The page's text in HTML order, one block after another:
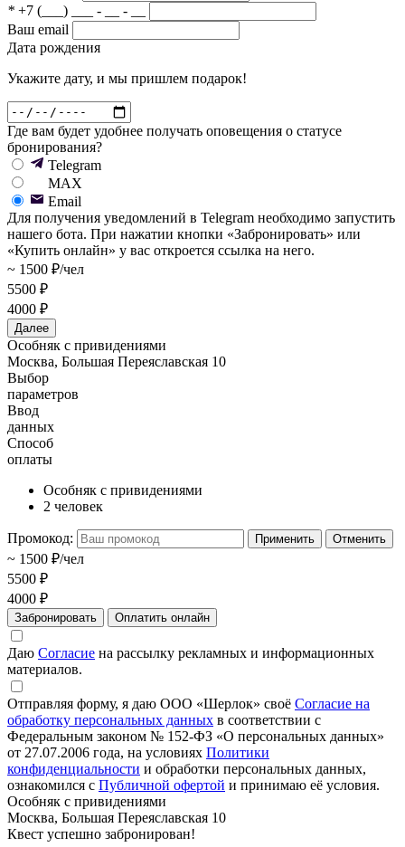
* +7 (___) ___ - __ - __
Ваш email
Дата рождения
Укажите дату, и мы пришлем подарок!
Где вам будет удобнее получать оповещения о статусе
бронирования?
Telegram
MAX
Email
Для получения уведомлений в Telegram необходимо запустить
нашего бота. При нажатии кнопки «Забронировать» или
«Купить онлайн» у вас откроется ссылка на него.
~ 1500 ₽/чел
5500 ₽
4000 ₽
Далее
Особняк с привидениями
Москва, Большая Переяславская 10
Выбор
параметров
Ввод
данных
Способ
оплаты
Особняк с привидениями
2 человек
Промокод: Применить Отменить
~ 1500 ₽/чел
5500 ₽
4000 ₽
Забронировать Оплатить онлайн
Даю Согласие на рассылку рекламных и информационных
материалов.
Отправляя форму, я даю ООО «Шерлок» своё Согласие на
обработку персональных данных в соответствии с
Федеральным законом № 152-ФЗ «О персональных данных»
от 27.07.2006 года, на условиях Политики
конфиденциальности и обработки персональных данных,
ознакомился с Публичной офертой и принимаю её условия.
Особняк с привидениями
Москва, Большая Переяславская 10
Квест успешно забронирован!